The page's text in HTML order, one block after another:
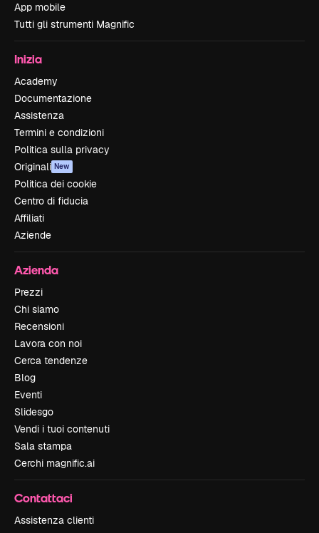
App mobile
Tutti gli strumenti Magnific
Inizia
Academy
Documentazione
Assistenza
Termini e condizioni
Politica sulla privacy
Originali New
Politica dei cookie
Centro di fiducia
Affiliati
Aziende
Azienda
Prezzi
Chi siamo
Recensioni
Lavora con noi
Cerca tendenze
Blog
Eventi
Slidesgo
Vendi i tuoi contenuti
Sala stampa
Cerchi magnific.ai
Contattaci
Assistenza clienti